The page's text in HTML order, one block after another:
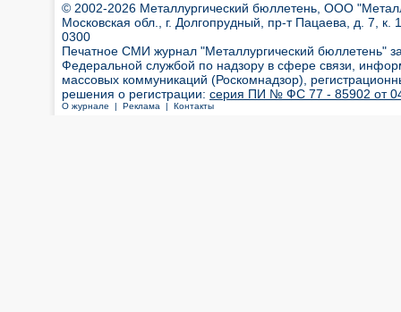
© 2002-2026 Металлургический бюллетень, ООО
Московская обл., г. Долгопрудный, пр-т Пацаева, д. 7,
0300
Печатное СМИ журнал "Металлургический бюллетень"
Федеральной службой по надзору в сфере связи,
массовых коммуникаций (Роскомнадзор),
решения о регистрации: серия ПИ № ФС 77 - 85902 от 04
О журнале | Реклама | Контакты